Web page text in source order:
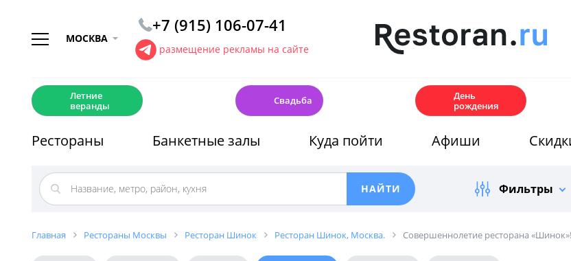
МОСКВА
+7 (915) 106-07-41
размещение рекламы на сайте
Летние
веранды
Свадьба
День
рождения
Рестораны Банкетные залы Куда пойти Афиши
Фильтры
Главная Рестораны Москвы Ресторан Шинок Ресторан Шинок, Москва. Совершеннолетие ресторана «Шинок»!